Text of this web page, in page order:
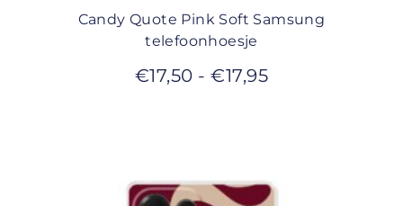
Candy Quote Pink Soft Samsung
telefoonhoesje
€17,50 - €17,95